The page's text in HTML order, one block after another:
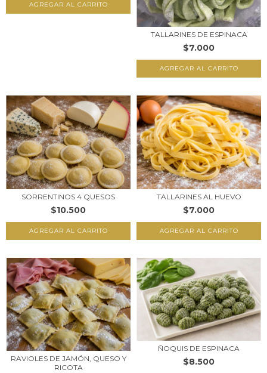
TALLARINES DE ESPINACA
$7.000
SORRENTINOS 4 QUESOS
$10.500
TALLARINES AL HUEVO
$7.000
RAVIOLES DE JAMÓN, QUESO Y
RICOTA
ÑOQUIS DE ESPINACA
$8.500